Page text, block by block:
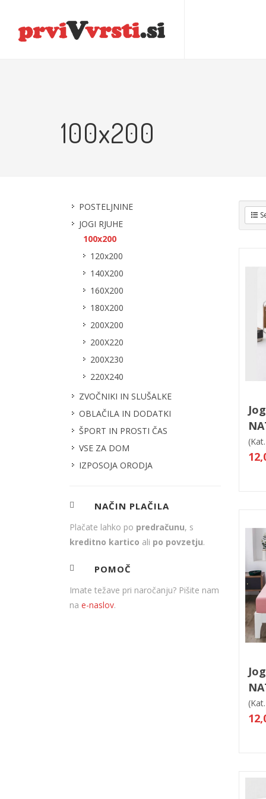
100x200
POSTELJNINE
JOGI RJUHE
100x200
120x200
140X200
160X200
180X200
200X200
200X220
200X230
220X240
ZVOČNIKI IN SLUŠALKE
OBLAČILA IN DODATKI
ŠPORT IN PROSTI ČAS
VSE ZA DOM
IZPOSOJA ORODJA
NAČIN PLAČILA
Plačate lahko po predračunu, s
kreditno kartico ali po povzetju.
POMOČ
Imate težave pri naročanju? Pišite nam
na e-naslov.